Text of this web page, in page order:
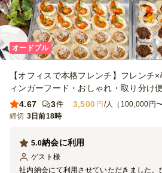
オードブル
【オフィスで本格フレンチ】フレンチ
ィンガーフード・おしゃれ・取り分け
4.67
3件 3,500 円 /人（100,000円〜
締切 3日前18時
納会に利用
5.0
ゲスト 様
社内納会にて利用させていただきました